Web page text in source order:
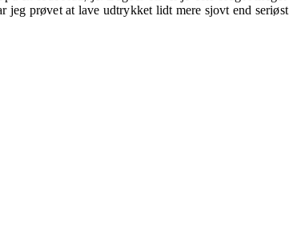
jeg prøvet at lave udtryk­ket lidt mere sjovt end seriøst